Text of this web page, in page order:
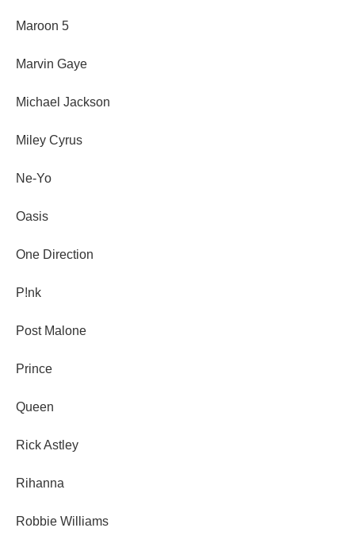
Maroon 5
Marvin Gaye
Michael Jackson
Miley Cyrus
Ne-Yo
Oasis
One Direction
P!nk
Post Malone
Prince
Queen
Rick Astley
Rihanna
Robbie Williams